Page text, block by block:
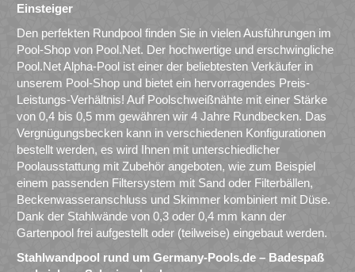
Einsteiger
Den perfekten Rundpool finden Sie in vielen Ausführungen im
Pool-Shop von Pool.Net. Der hochwertige und erschwingliche
Pool.Net Alpha-Pool ist einer der beliebtesten Verkäufer in
unserem Pool-Shop und bietet ein hervorragendes Preis-
Leistungs-Verhältnis! Auf Poolschweißnähte mit einer Stärke
von 0,4 bis 0,5 mm gewähren wir 4 Jahre Rundbecken. Das
Vergnügungsbecken kann in verschiedenen Konfigurationen
bestellt werden, es wird Ihnen mit unterschiedlicher
Poolausstattung mit Zubehör angeboten, wie zum Beispiel
einem passenden Filtersystem mit Sand oder Filterbällen,
Beckenwasseranschluss und Skimmer kombiniert mit Düse.
Dank der Stahlwände von 0,3 oder 0,4 mm kann der
Gartenpool frei aufgestellt oder (teilweise) eingebaut werden.
Stahlwandpool rund um Germany-Pools.de – Badespaß